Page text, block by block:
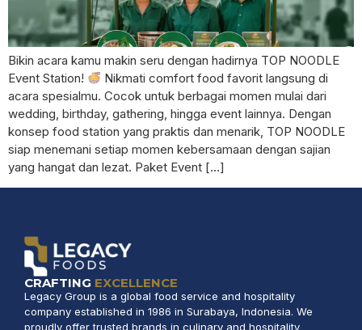
Bikin acara kamu makin seru dengan hadirnya TOP NOODLE
Event Station!
Nikmati comfort food favorit langsung di
acara spesialmu. Cocok untuk berbagai momen mulai dari
wedding, birthday, gathering, hingga event lainnya. Dengan
konsep food station yang praktis dan menarik, TOP NOODLE
siap menemani setiap momen kebersamaan dengan sajian
yang hangat dan lezat. Paket Event […]
CRAFTING EXCELLENCE
Legacy Group is a global food service and hospitality
company established in 1986 in Surabaya, Indonesia. We
proudly offer trusted brands in culinary and hospitality